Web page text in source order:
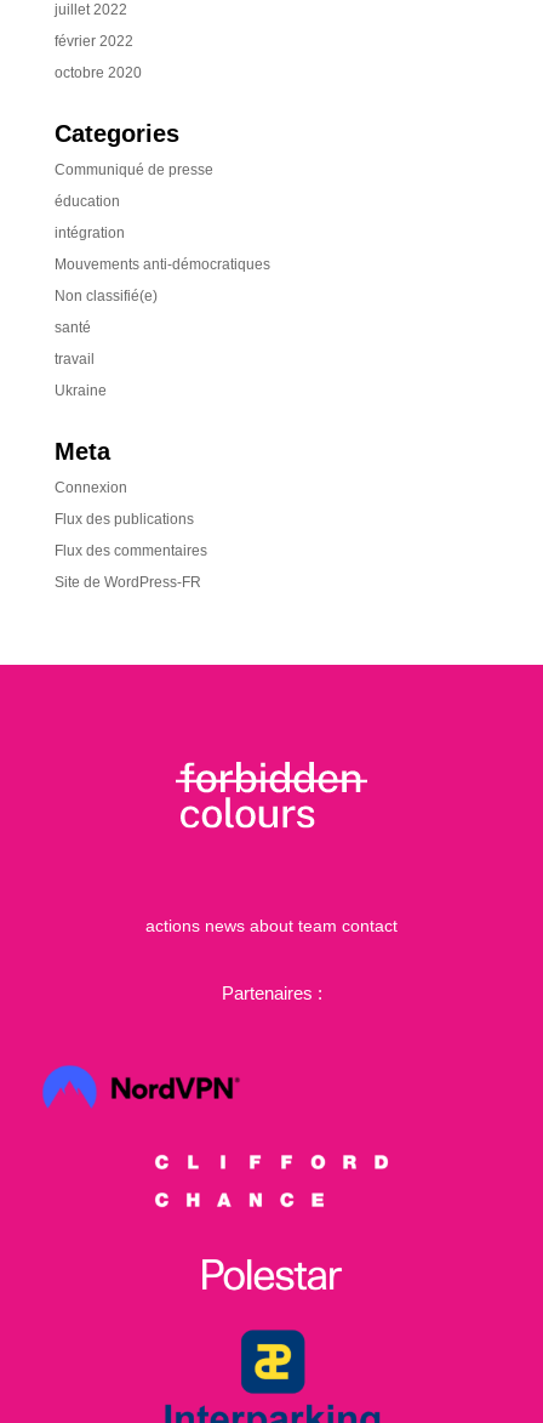
juillet 2022
février 2022
octobre 2020
Categories
Communiqué de presse
éducation
intégration
Mouvements anti-démocratiques
Non classifié(e)
santé
travail
Ukraine
Meta
Connexion
Flux des publications
Flux des commentaires
Site de WordPress-FR
actions news about team contact
Partenaires :